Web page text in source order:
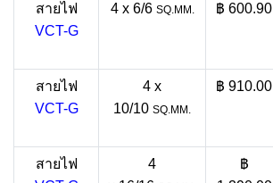
สายไฟ
VCT-G
4 x 6/6 SQ.MM. ฿ 600.90
สายไฟ
VCT-G
4 x
10/10 SQ.MM.
฿ 910.00
สายไฟ
4
฿